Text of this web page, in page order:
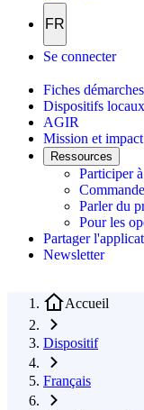
FR
Se connecter
Fiches démarches
Dispositifs locaux
AGIR
Mission et impact
Ressources
Participer
Parler du
Pour les
Partager
Newsletter
Accueil
Dispositif
Français